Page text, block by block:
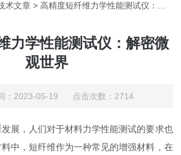
术文章 > 高精度短纤维力学性能测试仪：解密微观世界
力学性能测试仪：解密微
观世界
：2023-05-19 点击次数：2714
，人们对于材料力学性能测试的要求也
中，短纤维作为一种常见的增强材料，在